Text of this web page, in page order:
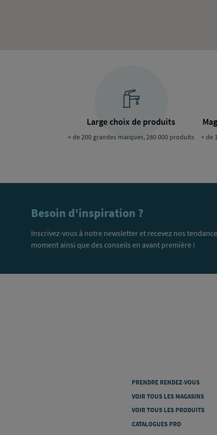
Large choix de produits
+ de 200 grandes marques, 280 000 produits + de
Besoin d'inspiration ?
Inscrivez-vous à notre newsletter et recevez nos
moment ainsi que des conseils en avant première !
PRENDRE RENDEZ-VOUS
VOIR TOUS LES MAGASINS
VOIR TOUS LES PRODUITS
CATALOGUES PRO